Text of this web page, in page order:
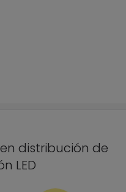
distribución de
LED